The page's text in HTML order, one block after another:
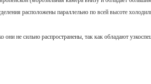
расположены параллельно по всей высоте
не сильно распространены, так как обладают